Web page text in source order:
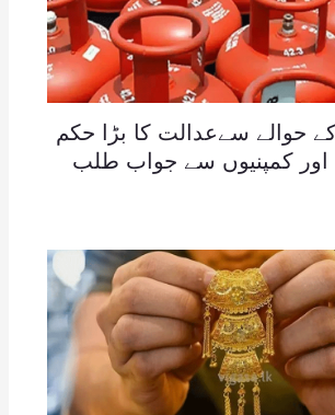
حوالے سےعدالت کا بڑا حکم
اور کمپنیوں سے جواب طلب